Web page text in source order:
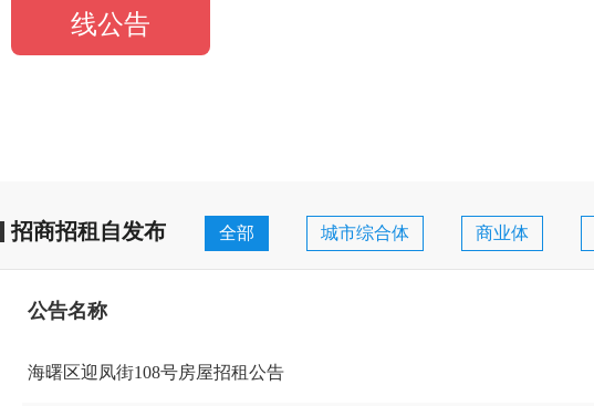
招商招租自发布 全部 城市综合体 商业体
公告名称
海曙区迎凤街108号房屋招租公告
线公告